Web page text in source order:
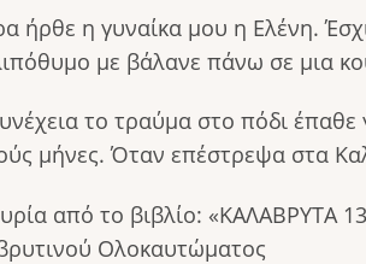
ήρθε η γυναίκα μου η Ελένη.
με βάλανε πάνω σε μια
το τραύμα στο πόδι
μήνες. Όταν επέστρεψα στα
από το βιβλίο: «ΚΑΛΑΒΡΥΤΑ
Ολοκαυτώματος